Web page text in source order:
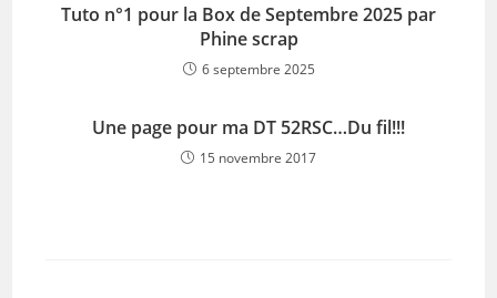
Tuto n°1 pour la Box de Septembre 2025 par
Phine scrap
6 septembre 2025
Une page pour ma DT 52RSC…Du fil!!!
15 novembre 2017